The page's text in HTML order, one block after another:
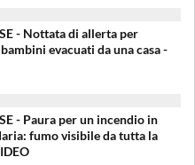
- Nottata di allerta per
evacuati da una casa -
- Paura per un incendio in
fumo visibile da tutta la